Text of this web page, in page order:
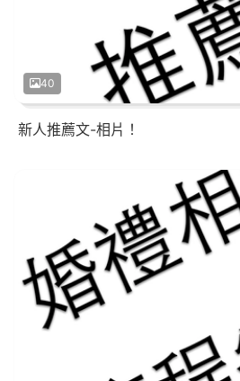
40
新人推薦文-相片！